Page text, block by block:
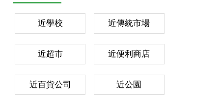
近學校 近傳統市場
近超市 近便利商店
近百貨公司 近公園